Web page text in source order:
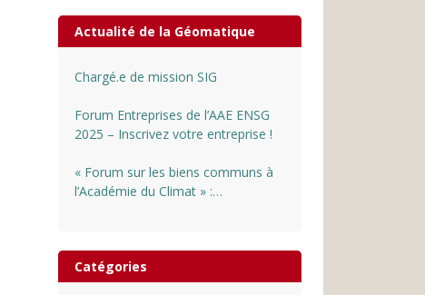
Actualité de la Géomatique
Chargé.e de mission SIG
Forum Entreprises de l’AAE ENSG
2025 – Inscrivez votre entreprise !
« Forum sur les biens communs à
l’Académie du Climat » :
Catégories